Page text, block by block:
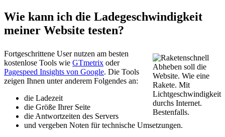
Wie kann ich die Ladegeschwindigkeit
meiner Website testen?
Abheben soll die
Website. Wie eine
Rakete. Mit
Lichtgeschwindigkeit
durchs Internet.
Bestenfalls.
Fortgeschrittene User nutzen am besten
kostenlose Tools wie GTmetrix oder
Pagespeed Insights von Google. Die Tools
zeigen Ihnen unter anderem Folgendes an:
die Ladezeit
die Größe Ihrer Seite
die Antwortzeiten des Servers
und vergeben Noten für technische Umsetzungen.